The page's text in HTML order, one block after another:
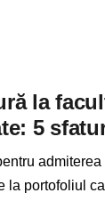
la
5
la portofoliul